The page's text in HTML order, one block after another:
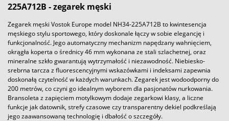
225A712B - zegarek męski
Zegarek męski Vostok Europe model NH34-225A712B to kwintesencja
męskiego stylu sportowego, który doskonale łączy w sobie elegancję i
funkcjonalność. Jego automatyczny mechanizm napędzany wahnięciem,
okrągła koperta o średnicy 46 mm wykonana ze stali szlachetnej, oraz
mineralne szkło gwarantują wytrzymałość i niezawodność. Niebiesko-
srebrna tarcza z fluorescencyjnymi wskazówkami i indeksami zapewnia
doskonałą czytelność w każdych warunkach. Zegarek jest wodoodporny do
200 metrów, co czyni go idealnym wyborem dla pasjonatów nurkowania.
Bransoleta z zapięciem motylkowym dodaje zegarkowi klasy, a liczne
funkcje jak datownik, strefy czasowe czy transparentny dekiel podkreślają
jego zaawansowaną technologię i dbałość o szczegóły.